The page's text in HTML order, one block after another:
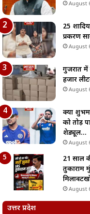
August
25
प्रकरण
August
गुजरात में
हजार
August
क्या
को तोड़
शेड्यूल…
August
21 साल
तुकाराम
August
उत्तर प्रदेश